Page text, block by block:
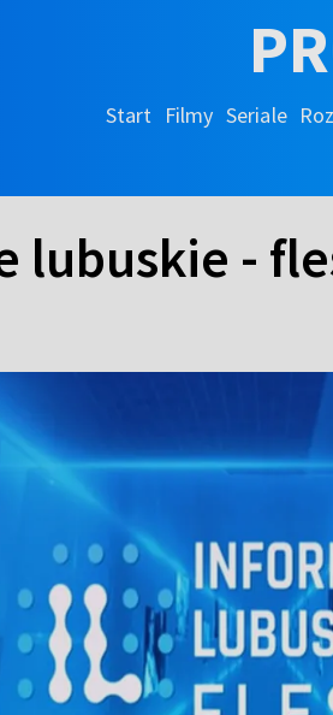
Start Filmy Seriale
lubuskie -